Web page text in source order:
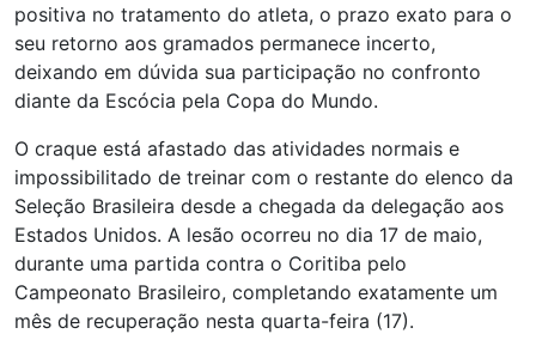
positiva no tratamento do atleta, o prazo exato para o
seu retorno aos gramados permanece incerto,
deixando em dúvida sua participação no confronto
diante da Escócia pela Copa do Mundo.
O craque está afastado das atividades normais e
impossibilitado de treinar com o restante do elenco da
Seleção Brasileira desde a chegada da delegação aos
Estados Unidos. A lesão ocorreu no dia 17 de maio,
durante uma partida contra o Coritiba pelo
Campeonato Brasileiro, completando exatamente um
mês de recuperação nesta quarta-feira (17).